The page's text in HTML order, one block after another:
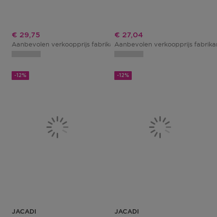
Kortingsprijs
€ 29,75
Aanbevolen verkoopprijs fabrikant€ 35,00
Kortingsprijs
€ 27,04
Aanbevolen verkoopprijs
-12%
JACADI
-12%
JACADI